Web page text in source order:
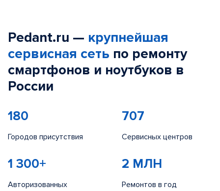
Pedant.ru — крупнейшая
сервисная сеть по ремонту
смартфонов и ноутбуков в
России
180
Городов присутствия
707
Сервисных центров
1 300+
Авторизованных
2 МЛН
Ремонтов в год